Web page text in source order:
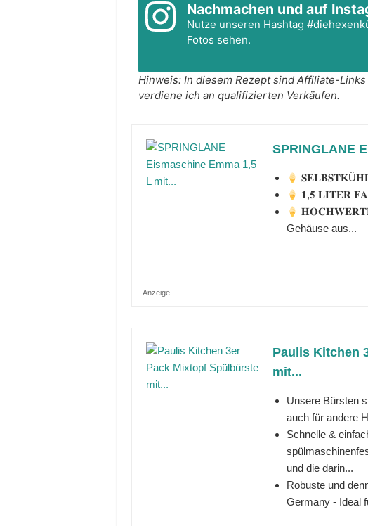
Nachmachen und auf
Nutze unseren Hashtag
Fotos sehen.
Hinweis: In diesem Rezept sind Affiliate-Links enthalten. Als Amazon-Partner
verdiene ich an qualifizierten Verkäufen.
SPRINGLANE
𝟏,𝟓 𝐋𝐈𝐓𝐄𝐑
Gehäuse aus...
Anzeige
Paulis Kitchen
mit...
Unsere Bürsten
auch für andere
Schnelle &
und die darin...
Robuste und
Germany - Ideal